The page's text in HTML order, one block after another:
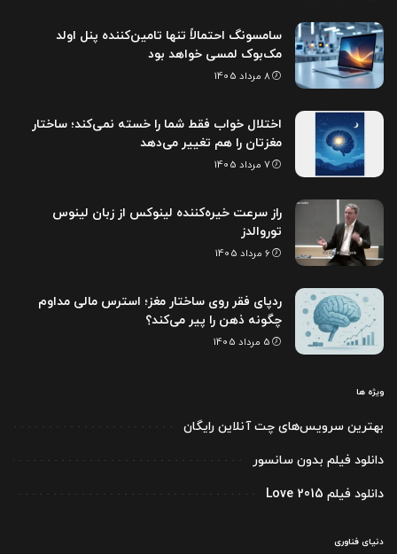
سامسونگ احتمالاً تنها تامین‌کننده پنل اولد
مک‌بوک لمسی خواهد بود
8 مرداد 1405
اختلال خواب فقط شما را خسته نمی‌کند؛ ساختار
مغزتان را هم تغییر می‌دهد
7 مرداد 1405
راز سرعت خیره‌کننده لینوکس از زبان لینوس
توروالدز
6 مرداد 1405
ردپای فقر روی ساختار مغز؛ استرس مالی مداوم
چگونه ذهن را پیر می‌کند؟
5 مرداد 1405
ویژه ها
بهترین سرویس‌های چت آنلاین رایگان
دانلود فیلم بدون سانسور
دانلود فیلم Love 2015
دنیای فناوری